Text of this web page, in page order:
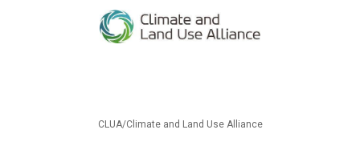
CLUA/Climate and Land Use Alliance